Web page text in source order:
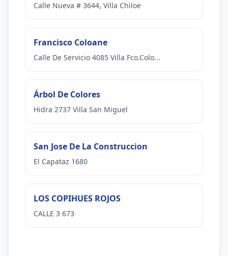
Calle Nueva # 3644, Villa Chiloe
Francisco Coloane
Calle De Servicio 4085 Villa Fco.Colo...
Árbol De Colores
Hidra 2737 Villa San Miguel
San Jose De La Construccion
El Capataz 1680
LOS COPIHUES ROJOS
CALLE 3 673